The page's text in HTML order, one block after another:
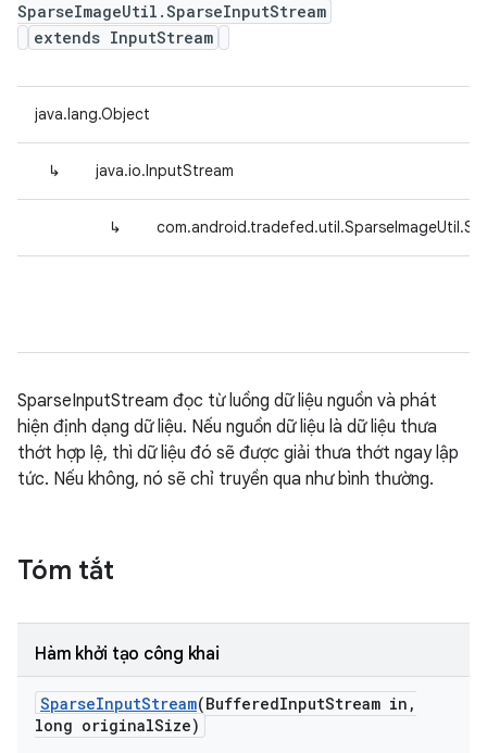
SparseImageUtil.SparseInputStream
extends InputStream
java.lang.Object
↳ java.io.InputStream
↳
SparseInputStream đọc từ luồng dữ liệu nguồn và phát
hiện định dạng dữ liệu. Nếu nguồn dữ liệu là dữ liệu thưa
thớt hợp lệ, thì dữ liệu đó sẽ được giải thưa thớt ngay lập
tức. Nếu không, nó sẽ chỉ truyền qua như bình thường.
Tóm tắt
Hàm khởi tạo công khai
SparseInputStream(BufferedInputStream in ,
long originalSize)